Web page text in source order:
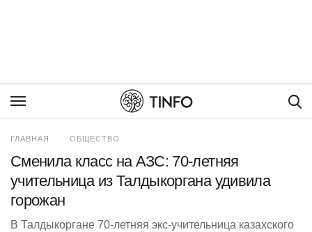
ГЛАВНАЯ ОБЩЕСТВО
Сменила класс на АЗС: 70-летняя
учительница из Талдыкоргана удивила
горожан
В Талдыкоргане 70-летняя экс-учительница казахского